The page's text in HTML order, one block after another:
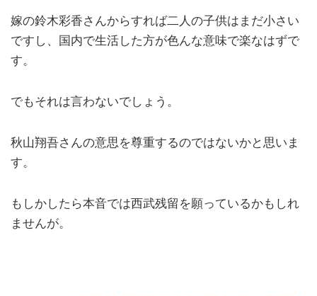
嫁の鈴木彩香さんからすれば二人の子供はまだ小さい
ですし、国内で生活した方が色んな意味で楽なはずで
す。
でもそれは言わないでしょう。
秋山翔吾さんの意思を尊重するのではないかと思いま
す。
もしかしたら本音では西武残留を願っているかもしれ
ませんが。